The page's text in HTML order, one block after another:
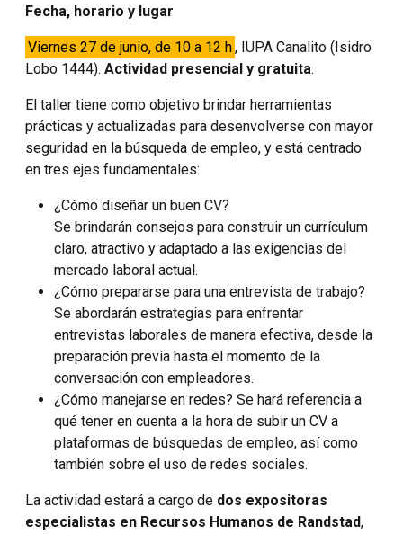
Fecha, horario y lugar
Viernes 27 de junio, de 10 a 12 h, IUPA Canalito (Isidro
Lobo 1444). Actividad presencial y gratuita.
El taller tiene como objetivo brindar herramientas
prácticas y actualizadas para desenvolverse con mayor
seguridad en la búsqueda de empleo, y está centrado
en tres ejes fundamentales:
¿Cómo diseñar un buen CV?
Se brindarán consejos para construir un currículum
claro, atractivo y adaptado a las exigencias del
mercado laboral actual.
¿Cómo prepararse para una entrevista de trabajo?
Se abordarán estrategias para enfrentar
entrevistas laborales de manera efectiva, desde la
preparación previa hasta el momento de la
conversación con empleadores.
¿Cómo manejarse en redes? Se hará referencia a
qué tener en cuenta a la hora de subir un CV a
plataformas de búsquedas de empleo, así como
también sobre el uso de redes sociales.
La actividad estará a cargo de dos expositoras
especialistas en Recursos Humanos de Randstad,